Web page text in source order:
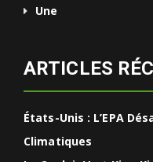
Une
ARTICLES
États-Unis : L’EPA
Climatiques